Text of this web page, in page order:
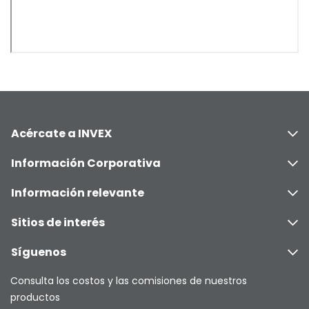
Acércate a INVEX
Información Corporativa
Información relevante
Sitios de interés
Síguenos
Consulta los costos y las comisiones de nuestros
productos